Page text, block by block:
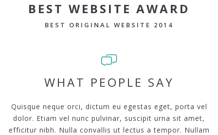
BEST WEBSITE AWARD
BEST ORIGINAL WEBSITE 2014
WHAT PEOPLE SAY
Quisque neque orci, dictum eu egestas eget, porta vel
dolor. Etiam vel nunc pulvinar, suscipit urna sit amet,
efficitur nibh. Nulla convallis ut lectus a tempor. Nullam